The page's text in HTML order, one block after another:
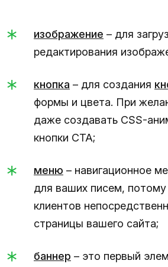
изображение – для
редактирования
кнопка – для создания
формы и цвета. При
даже создавать CSS-
кнопки CTA;
меню – навигационное
для ваших писем,
клиентов
страницы вашего сайта;
баннер – это первый